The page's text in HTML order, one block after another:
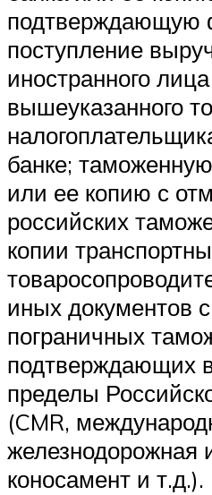
подтверждающую
поступление
иностранного
вышеуказанного
банке;
или ее копию с
российских
копии
иных документов
пограничных
подтверждающих
пределы
(CMR,
железнодорожная
коносамент и т.д.).